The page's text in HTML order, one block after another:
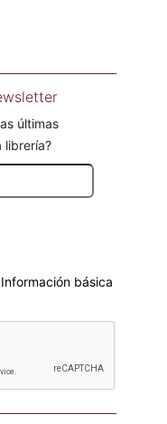
últimas
librería?
Información básica